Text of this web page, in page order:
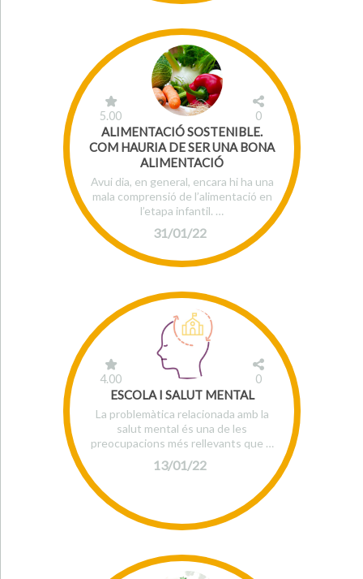
31/01/22
5.00 0
ALIMENTACIÓ SOSTENIBLE.
COM HAURIA DE SER UNA BONA
ALIMENTACIÓ
Avui dia, en general, encara hi ha una
mala comprensió de l’alimentació en
l’etapa infantil. …
13/01/22
4.00 0
ESCOLA I SALUT MENTAL
La problemàtica relacionada amb la
salut mental és una de les
preocupacions més rellevants que …